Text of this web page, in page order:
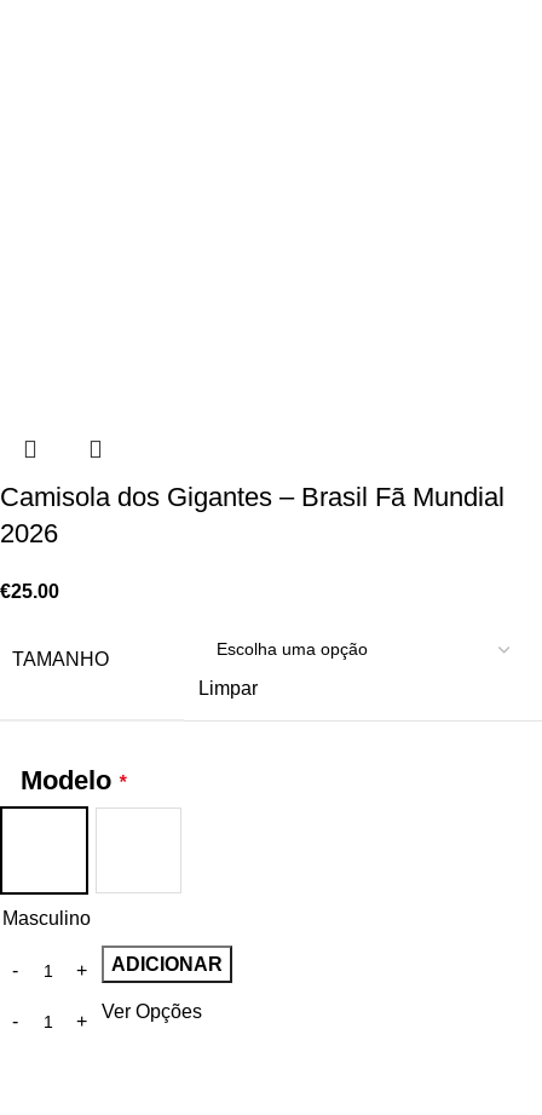
Camisola dos Gigantes – Brasil Fã Mundial
2026
€25.00
TAMANHO
Limpar
Modelo *
Masculino
ADICIONAR
Ver Opções